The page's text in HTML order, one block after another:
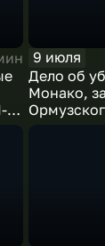
9 июля
Дело об
Монако,